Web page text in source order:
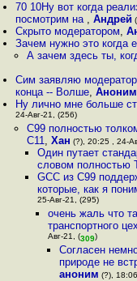
70 10Ну вот когда
посмотрим на ,Андрей
Скрыто модератором,
Зачем нужно это когда
А зачем здесь ты,
Сим заявляю
конца -- Волше,Аноним
Ну лично мне больше
24-Авг-21, (256)
C99 полностью
C11, Хан (?), 20:25 , 24-
Один путает
словом полностью
GCC из C99
которые, как я
25-Авг-21, (295)
очень жаль что
транспортного
Авг-21, (309)
Согласен
природе не
аноним (?),